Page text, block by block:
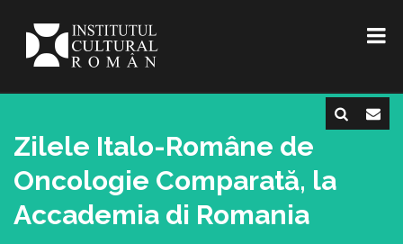
Zilele Italo-Române de
Oncologie Comparată, la
Accademia di Romania